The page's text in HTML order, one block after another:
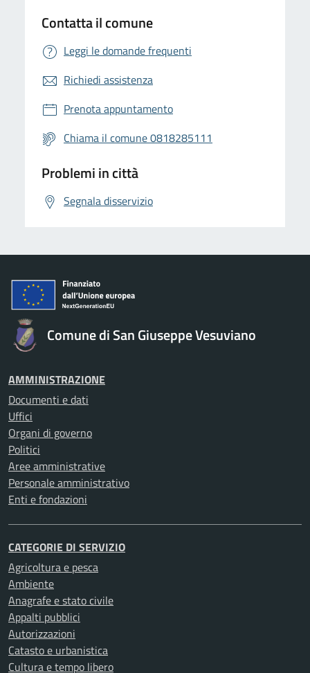
Contatta il comune
Leggi le domande frequenti
Richiedi assistenza
Prenota appuntamento
Chiama il comune 0818285111
Problemi in città
Segnala disservizio
Comune di San Giuseppe Vesuviano
AMMINISTRAZIONE
Documenti e dati
Uffici
Organi di governo
Politici
Aree amministrative
Personale amministrativo
Enti e fondazioni
CATEGORIE DI SERVIZIO
Agricoltura e pesca
Ambiente
Anagrafe e stato civile
Appalti pubblici
Autorizzazioni
Catasto e urbanistica
Cultura e tempo libero